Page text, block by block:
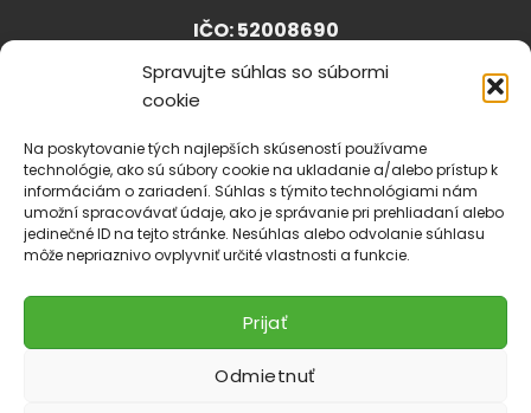
Spravujte súhlas so súbormi
cookie
Na poskytovanie tých najlepších skúseností používame
technológie, ako sú súbory cookie na ukladanie a/alebo prístup k
informáciám o zariadení. Súhlas s týmito technológiami nám
umožní spracovávať údaje, ako je správanie pri prehliadaní alebo
jedinečné ID na tejto stránke. Nesúhlas alebo odvolanie súhlasu
môže nepriaznivo ovplyvniť určité vlastnosti a funkcie.
Prijať
Odmietnuť
IČO: 52008690
+421918 530 888
Cookies